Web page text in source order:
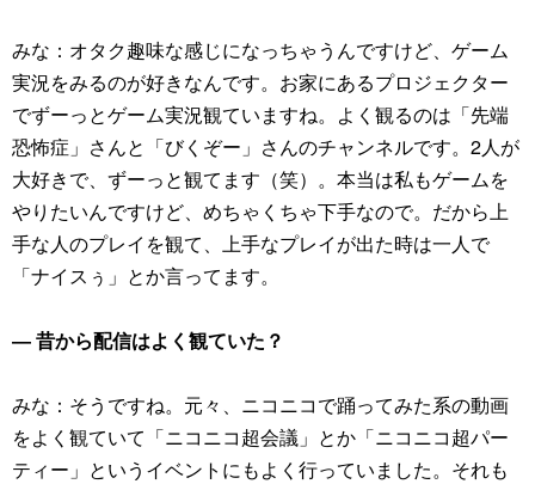
みな：オタク趣味な感じになっちゃうんですけど、ゲーム
実況をみるのが好きなんです。お家にあるプロジェクター
でずーっとゲーム実況観ていますね。よく観るのは「先端
恐怖症」さんと「びくぞー」さんのチャンネルです。2人が
大好きで、ずーっと観てます（笑）。本当は私もゲームを
やりたいんですけど、めちゃくちゃ下手なので。だから上
手な人のプレイを観て、上手なプレイが出た時は一人で
「ナイスぅ」とか言ってます。
― 昔から配信はよく観ていた？
みな：そうですね。元々、ニコニコで踊ってみた系の動画
をよく観ていて「ニコニコ超会議」とか「ニコニコ超パー
ティー」というイベントにもよく行っていました。それも